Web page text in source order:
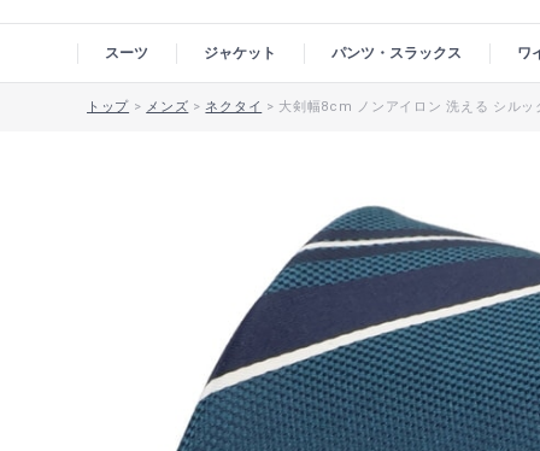
スーツ ジャケット パンツ・スラックス ワ
トップ > メンズ > ネクタイ > 大剣幅8cm ノンアイロン 洗える シル